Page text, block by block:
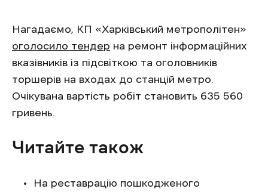
Нагадаємо, КП «Харківський метрополітен»
оголосило тендер на ремонт інформаційних
вказівників із підсвіткою та оголовників
торшерів на входах до станцій метро.
Очікувана вартість робіт становить 635 560
гривень.
Читайте також
На реставрацію пошкодженого